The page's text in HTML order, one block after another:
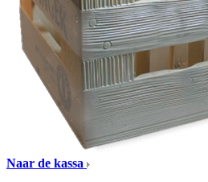
Naar de kassa